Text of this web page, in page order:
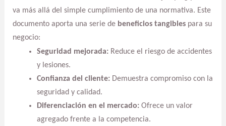
va más allá del simple cumplimiento de una normativa. Este
documento aporta una serie de beneficios tangiblespara su
negocio:
Seguridad mejorada:Reduce el riesgo de accidentes
y lesiones.
Confianza del cliente:Demuestra compromiso con la
seguridad y calidad.
Diferenciación en el mercado:Ofrece un valor
agregado frente a la competencia.